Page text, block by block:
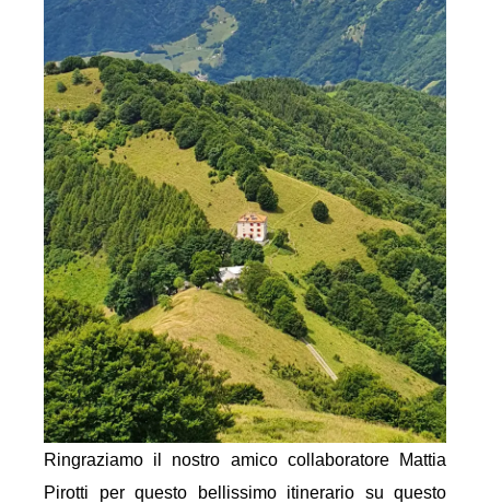
Ringraziamo il nostro amico collaboratore Mattia
Pirotti per questo bellissimo itinerario su questo